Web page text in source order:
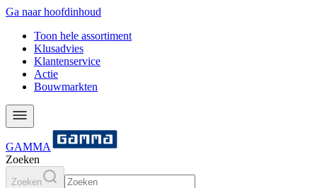
Ga naar hoofdinhoud
Toon hele assortiment
Klusadvies
Klantenservice
Actie
Bouwmarkten
GAMMA
Zoeken
Zoeken